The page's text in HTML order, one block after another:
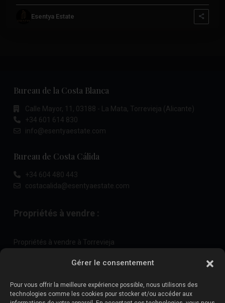
Gérer le consentement
Pour vous offrir la meilleure expérience possible, nous utilisons des
technologies comme les cookies pour stocker et/ou accéder aux
Esentya Estate
Bureau de la Costa Blanca
Calle Mayor, 11, 03188 - La Mata, Torrevieja (Alicante)
+34 601 614 830
info@esentyaestate.com
Bureau de Costa Cálida
+34 604 480 443
costacalida@esentyaestate.com
Propriétés à vendre :
Propriétés à vendre à Torrevieja